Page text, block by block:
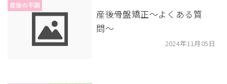
産後の不調
産後骨盤矯正〜よくある質
問〜
2024年11月05日